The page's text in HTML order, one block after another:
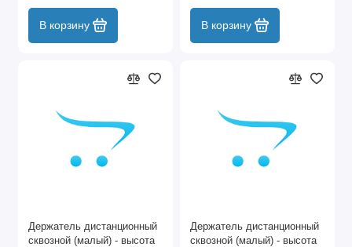
В корзину В корзину
Держатель дистанционный
сквозной (малый) - высота
Держатель дистанционный
сквозной (малый) - высота